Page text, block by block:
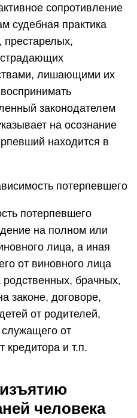
сопротивление
судебная практика
престарелых,
лишающими их
законодателем
на осознание
находится в
потерпевшего
потерпевшего
на полном или
лица, а иная
от виновного лица
брачных,
законе, договоре,
от родителей,
от
кредитора и т.п.
человека